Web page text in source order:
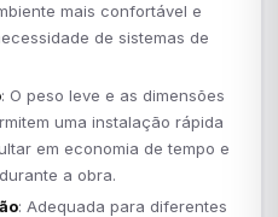
mais confortável e
de sistemas de
: O peso leve e as dimensões
uma instalação rápida
em economia de tempo e
a obra.
: Adequada para diferentes